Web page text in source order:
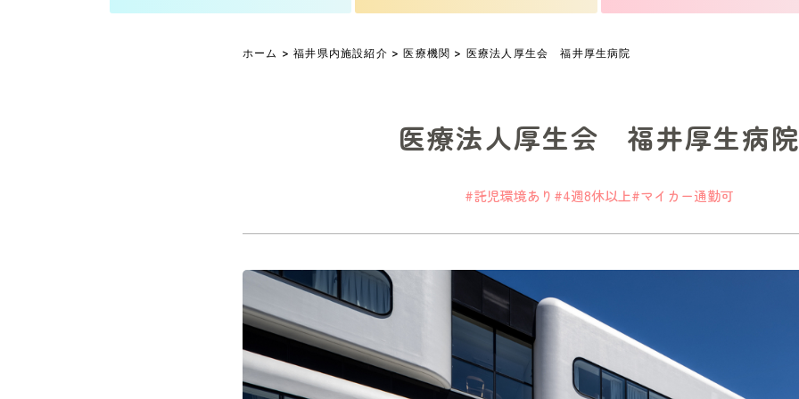
ホーム >福井県内施設紹介 >医療機関 > 医療法人厚生会 福井厚生病院
医療法人厚生会 福井厚生病院
#託児環境あり #4週8休以上#マイカー通勤可